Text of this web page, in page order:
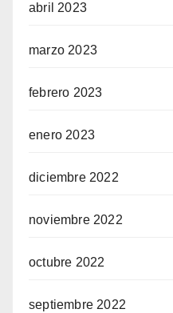
abril 2023
marzo 2023
febrero 2023
enero 2023
diciembre 2022
noviembre 2022
octubre 2022
septiembre 2022